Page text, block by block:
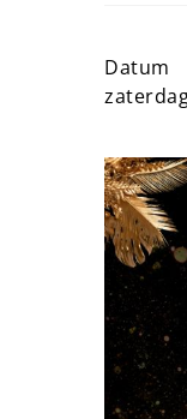
Datum